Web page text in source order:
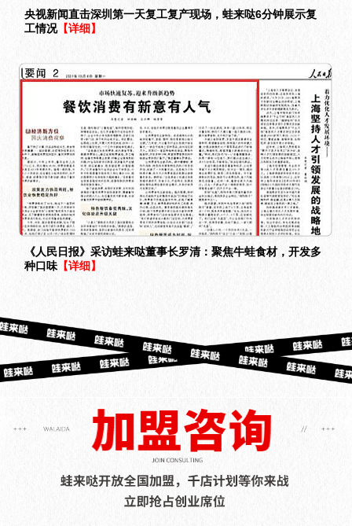
央视新闻直击深圳第一天复工复产现场，蛙来哒6分钟展示复
工情况【详细】
《人民日报》采访蛙来哒董事长罗清：聚焦牛蛙食材，开发多
种口味 【详细】